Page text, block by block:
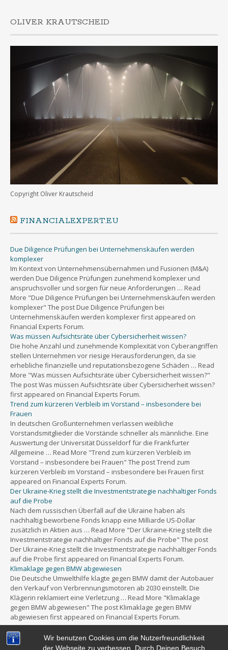
Wir benutzen Cookies um die Nutzerfreundlichkeit
der Webseite zu verbessen. Durch Deinen Besuch
OLIVER KRAUTSCHEID
Copyright Oliver Krautscheid
FINANCIALEXPERT.EU
Due Diligence Prüfungen bei Unternehmenskäufen werden
komplexer
Im Kontext von Unternehmensübernahmen und Fusionen (M&A)
werden Due Diligence Prüfungen zunehmend komplexer und
anspruchsvoller und sorgen für neue Anforderungen … Read
More "Due Diligence Prüfungen bei Unternehmenskäufen werden
komplexer" The post Due Diligence Prüfungen bei
Unternehmenskäufen werden komplexer first appeared on
Financial Experts Forum.
Was müssen Aufsichtsräte über Cybersicherheit wissen?
Die hohe Anzahl und zunehmende Komplexität von Cyberangriffen
stellen Unternehmen vor riesige Herausforderungen, da sie
erhebliche finanzielle und reputationsbezogene Schäden … Read
More "Was müssen Aufsichtsräte über Cybersicherheit wissen?"
The post Was müssen Aufsichtsräte über Cybersicherheit wissen?
first appeared on Financial Experts Forum.
Trend zum kürzeren Verbleib im Vorstand – insbesondere bei
Frauen
In deutschen Großunternehmen verlassen weibliche
Vorstandsmitglieder die Vorstände schneller als männliche. Eine
Auswertung der Universität Düsseldorf für die Frankfurter
Allgemeine … Read More "Trend zum kürzeren Verbleib im
Vorstand – insbesondere bei Frauen" The post Trend zum
kürzeren Verbleib im Vorstand – insbesondere bei Frauen first
appeared on Financial Experts Forum.
Der Ukraine-Krieg stellt die Investmentstrategie nachhaltiger Fonds
auf die Probe
Nach dem russischen Überfall auf die Ukraine haben als
nachhaltig beworbene Fonds knapp eine Milliarde US-Dollar
zusätzlich in Aktien aus … Read More "Der Ukraine-Krieg stellt die
Investmentstrategie nachhaltiger Fonds auf die Probe" The post
Der Ukraine-Krieg stellt die Investmentstrategie nachhaltiger Fonds
auf die Probe first appeared on Financial Experts Forum.
Klimaklage gegen BMW abgewiesen
Die Deutsche Umwelthilfe klagte gegen BMW damit der Autobauer
den Verkauf von Verbrennungsmotoren ab 2030 einstellt. Die
Klägerin reklamiert eine Verletzung … Read More "Klimaklage
gegen BMW abgewiesen" The post Klimaklage gegen BMW
abgewiesen first appeared on Financial Experts Forum.